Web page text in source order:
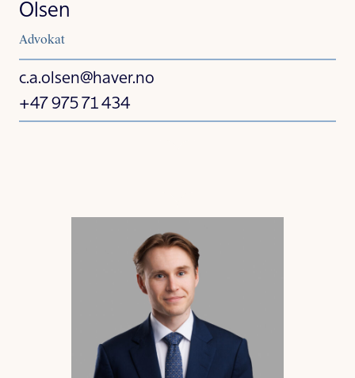
Olsen
Advokat
c.a.olsen@haver.no
+47 975 71 434